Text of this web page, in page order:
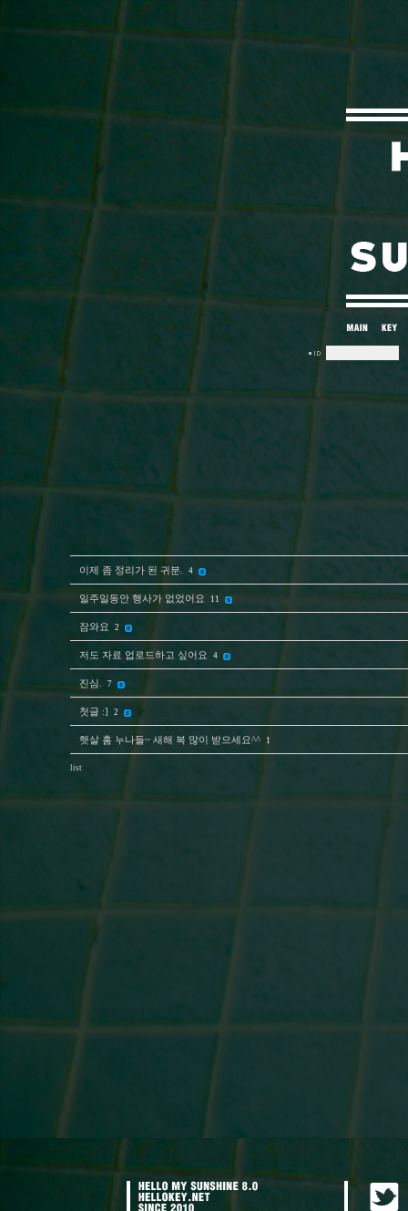
이제 좀 정리가 된 귀분. 4
일주일동안 행사가 없었어요 11
잠와요 2
저도 자료 업로드하고 싶어요 4
진심. 7
첫글 :] 2
햇살 홈 누나들~ 새해 복 많이 받으세요^^ 1
list